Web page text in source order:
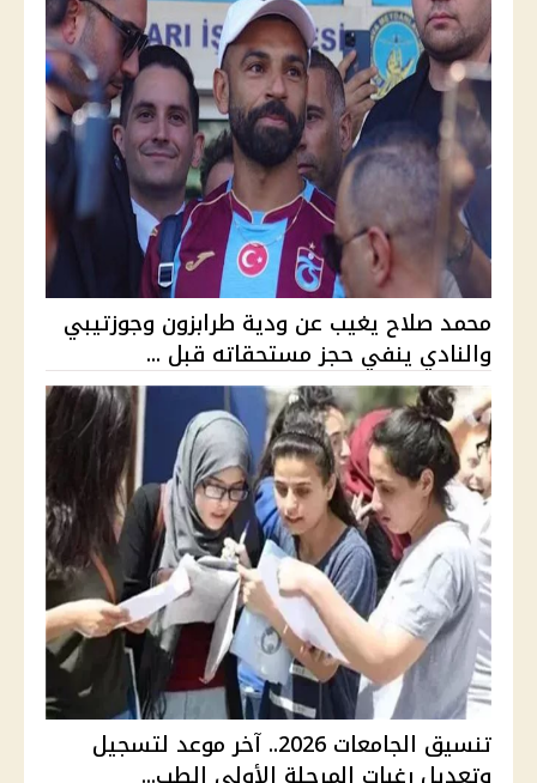
محمد صلاح يغيب عن ودية طرابزون وجوزتيبي
والنادي ينفي حجز مستحقاته قبل ...
تنسيق الجامعات 2026.. آخر موعد لتسجيل